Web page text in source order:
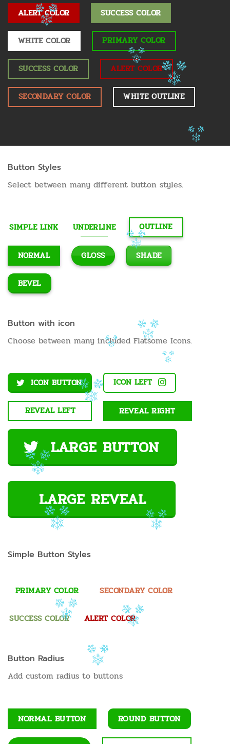
ALERT COLOR SUCCESS COLOR
WHITE COLOR PRIMARY COLOR
SUCCESS COLOR ALERT COLOR
SECONDARY COLOR WHITE OUTLINE
Button Styles
Select between many different button styles.
SIMPLE LINK UNDERLINE OUTLINE
NORMAL GLOSS SHADE
BEVEL
Button with icon
Choose between many included Flatsome Icons.
ICON BUTTON ICON LEFT
REVEAL LEFT REVEAL RIGHT
LARGE BUTTON
LARGE REVEAL
Simple Button Styles
PRIMARY COLOR SECONDARY COLOR
SUCCESS COLOR ALERT COLOR
Button Radius
Add custom radius to buttons
NORMAL BUTTON ROUND BUTTON